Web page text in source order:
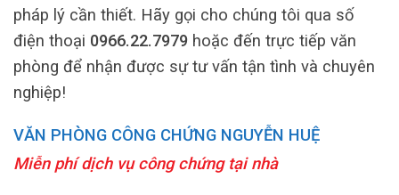
pháp lý cần thiết. Hãy gọi cho chúng tôi qua số
điện thoại 0966.22.7979 hoặc đến trực tiếp văn
phòng để nhận được sự tư vấn tận tình và chuyên
nghiệp!
VĂN PHÒNG CÔNG CHỨNG NGUYỄN HUỆ
Miễn phí dịch vụ công chứng tại nhà